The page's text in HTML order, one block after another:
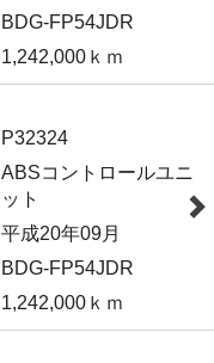
BDG-FP54JDR
1,242,000ｋｍ
P32324
ABSコントロールユニ
ット
平成20年09月
BDG-FP54JDR
1,242,000ｋｍ